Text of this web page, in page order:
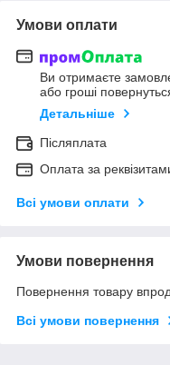
Умови оплати
Ви отримаєте
або гроші
Детальніше
Післяплата
Оплата за
Всі умови оплати
Умови повернення
Повернення товару
Всі умови повернення